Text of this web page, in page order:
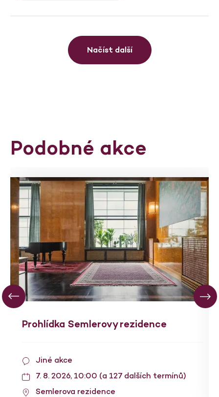
Načíst další
Podobné akce
Prohlídka Semlerovy rezidence
Jiné akce
7. 8. 2026, 10:00 (a 127 dalších termínů)
Semlerova rezidence